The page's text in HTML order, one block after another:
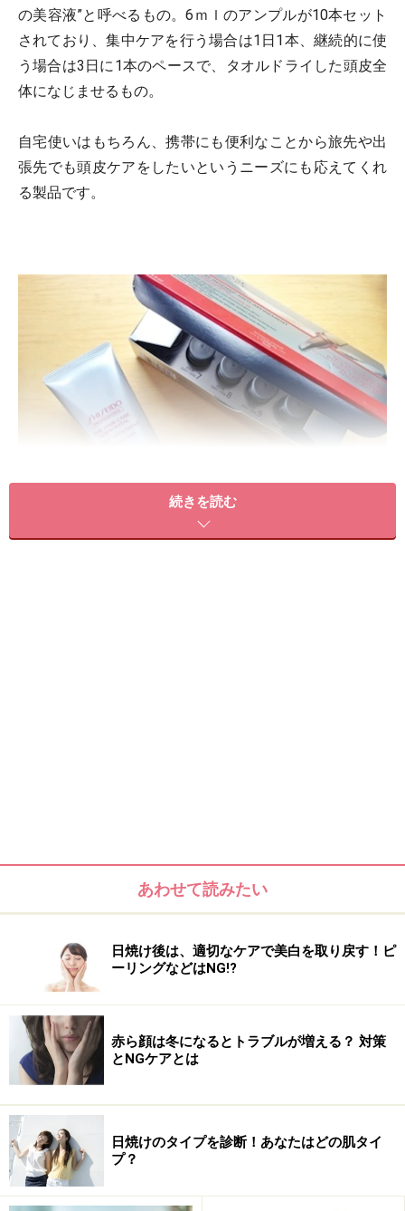
の美容液”と呼べるもの。6ｍｌのアンプルが10本セット
されており、集中ケアを行う場合は1日1本、継続的に使
う場合は3日に1本のペースで、タオルドライした頭皮全
体になじませるもの。
自宅使いはもちろん、携帯にも便利なことから旅先や出
張先でも頭皮ケアをしたいというニーズにも応えてくれ
る製品です。
の先端を頭皮に近づけたら、歯磨き粉を歯ブラシにのせ
ていきます。
この“直づけ”には非常に手応えがあり、トリートメント
後には、まるで頭皮をクリームパックしたような保湿感
とリフレッシュ感が持続。しかも、翌日の昼間に頭皮を
こすった後にニオイのチェックをしても、脂っぽいニオ
イはナシ。頭皮を保湿することで、余分な脂が整えられ
のことを実感しました。
これまで全身のなかでも“頭部”は、スキンケア・ボディ
続きを読む
あわせて読みたい
日焼け後は、適切なケアで美白を取り戻す！ピ
ーリングなどはNG!?
赤ら顔は冬になるとトラブルが増える？ 対策
とNGケアとは
日焼けのタイプを診断！あなたはどの肌タイ
プ？